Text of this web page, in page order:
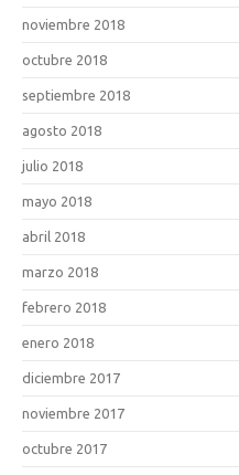
noviembre 2018
octubre 2018
septiembre 2018
agosto 2018
julio 2018
mayo 2018
abril 2018
marzo 2018
febrero 2018
enero 2018
diciembre 2017
noviembre 2017
octubre 2017